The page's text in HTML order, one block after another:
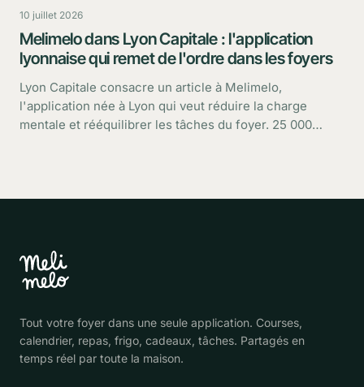
10 juillet 2026
Melimelo dans Lyon Capitale : l'application
lyonnaise qui remet de l'ordre dans les foyers
Lyon Capitale consacre un article à Melimelo,
l'application née à Lyon qui veut réduire la charge
mentale et rééquilibrer les tâches du foyer. 25 000
Tout votre foyer dans une seule application. Courses,
calendrier, repas, frigo, cadeaux, tâches. Partagés en
temps réel par toute la maison.